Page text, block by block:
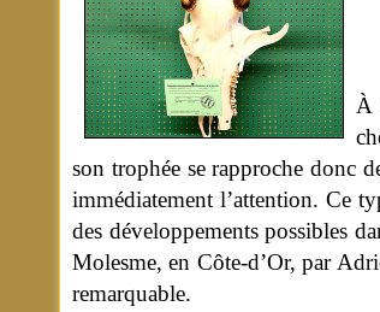
À
son trophée se rapproche donc
immédiatement l’attention. Ce
des développements possibles
Molesme, en Côte-d’Or, par
remarquable.